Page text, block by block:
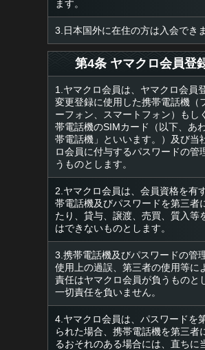
ます。
3.日本国外に在住の方は入会でき
第4条 ヤマクロ会員登
1.ヤマクロ会員は、ヤマクロ会員
変更登録に使用した携帯電話機（
ーフォン、スマートフォン）もし
帯電話機のSIMカード（以下、あ
帯電話機」といいます。）及び当
ロ会員に付与するパスワードの管
うものとします。
2.ヤマクロ会員は、会員資格を有
帯電話機及びパスワードを第三者
たり、貸与、譲渡、売買、質入等
はできないものとします。
3.携帯電話機及びパスワードの管
使用上の過誤、第三者の使用等に
責任はヤマクロ会員が負うものと
一切責任を負いません。
4.ヤマクロ会員は、パスワードを
られた場合、携帯電話機を第三者
るおそれのある場合には、直ちに